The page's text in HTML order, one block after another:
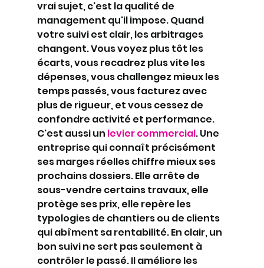
vrai sujet, c'est la qualité de
management qu'il impose. Quand
votre suivi est clair, les arbitrages
changent. Vous voyez plus tôt les
écarts, vous recadrez plus vite les
dépenses, vous challengez mieux les
temps passés, vous facturez avec
plus de rigueur, et vous cessez de
confondre activité et performance.
C'est aussi un levier commercial. Une
entreprise qui connaît précisément
ses marges réelles chiffre mieux ses
prochains dossiers. Elle arrête de
sous-vendre certains travaux, elle
protège ses prix, elle repère les
typologies de chantiers ou de clients
qui abîment sa rentabilité. En clair, un
bon suivi ne sert pas seulement à
contrôler le passé. Il améliore les